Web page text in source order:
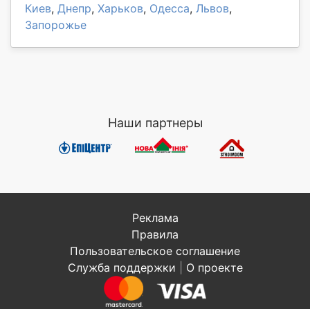
Киев, Днепр, Харьков, Одесса, Львов,
Запорожье
Наши партнеры
Реклама
Правила
Пользовательское соглашение
Служба поддержки
О проекте